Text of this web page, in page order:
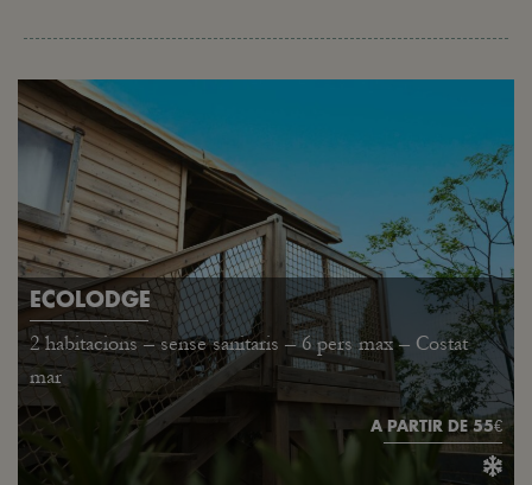
ECOLODGE
2 habitacions – sense sanitaris – 6 pers max – Costat
mar
A PARTIR DE 55€